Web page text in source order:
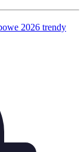
2026 trendy